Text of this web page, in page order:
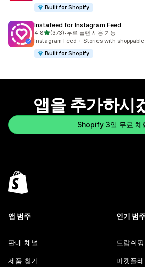
Built for Shopify
Instafeed for Instagram Feed
4.8별 5개 중
(373)
총 리뷰 373개
•무료 플랜 사용 가능
Instagram Feed + Stories with
Built for Shopify
앱을 추가하시
Shopify 3일 무료 체
앱 범주
판매 채널
제품 찾기
인기 범
드랍쉬핑
마켓플